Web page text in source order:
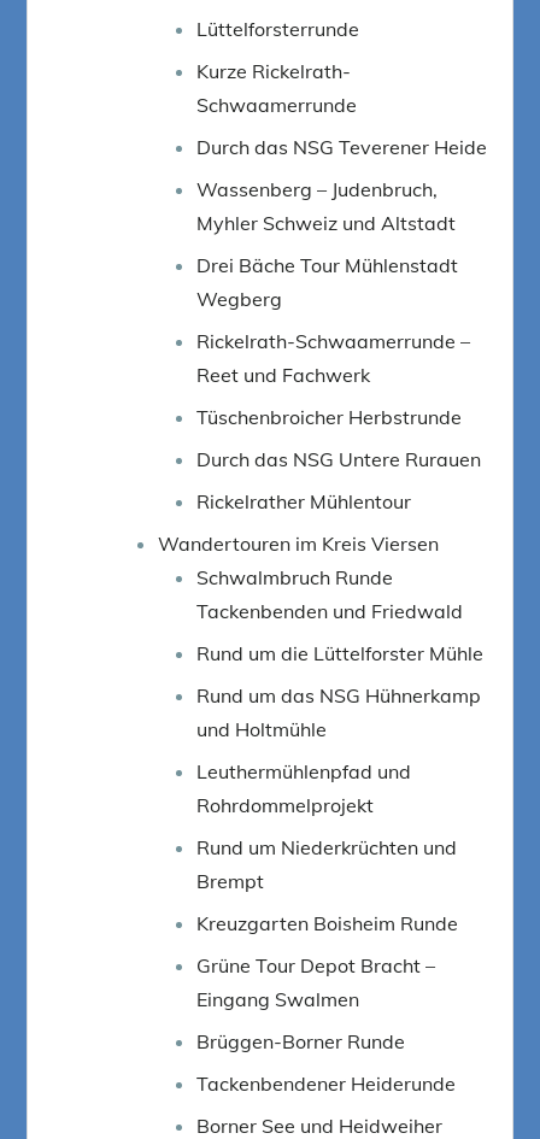
Lüttelforsterrunde
Kurze Rickelrath-
Schwaamerrunde
Durch das NSG Teverener Heide
Wassenberg – Judenbruch,
Myhler Schweiz und Altstadt
Drei Bäche Tour Mühlenstadt
Wegberg
Rickelrath-Schwaamerrunde –
Reet und Fachwerk
Tüschenbroicher Herbstrunde
Durch das NSG Untere Rurauen
Rickelrather Mühlentour
Wandertouren im Kreis Viersen
Schwalmbruch Runde
Tackenbenden und Friedwald
Rund um die Lüttelforster Mühle
Rund um das NSG Hühnerkamp
und Holtmühle
Leuthermühlenpfad und
Rohrdommelprojekt
Rund um Niederkrüchten und
Brempt
Kreuzgarten Boisheim Runde
Grüne Tour Depot Bracht –
Eingang Swalmen
Brüggen-Borner Runde
Tackenbendener Heiderunde
Borner See und Heidweiher